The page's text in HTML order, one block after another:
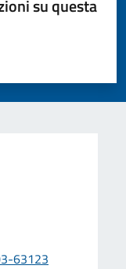
su questa
63123